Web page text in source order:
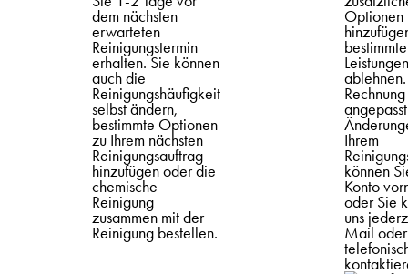
dem nächsten
erwarteten
Reinigungstermin
erhalten. Sie können
auch die
Reinigungshäufigkeit
selbst ändern,
bestimmte Optionen
zu Ihrem nächsten
Reinigungsauftrag
hinzufügen oder die
chemische
Reinigung
zusammen mit der
Reinigung bestellen.
Optionen
bestimmte
Ihrem
können
Konto
oder Sie
uns
Mail oder